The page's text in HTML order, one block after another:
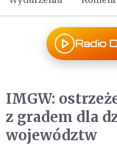
Radio
IMGW:
z gradem dla
województw